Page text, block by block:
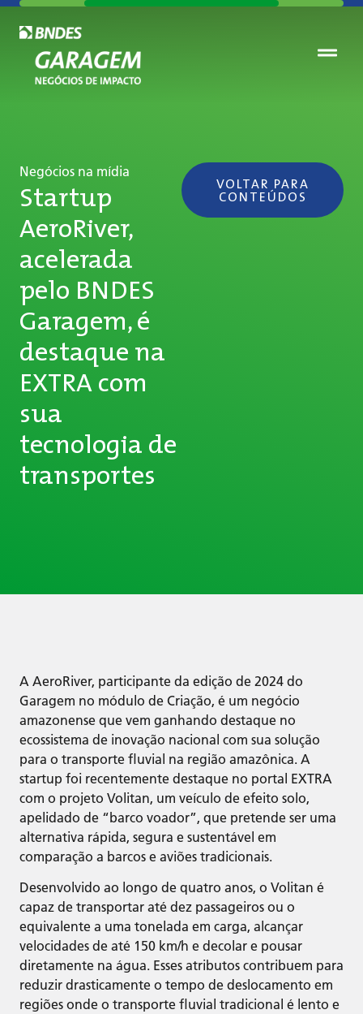
Negócios na mídia
Startup
AeroRiver,
acelerada
pelo BNDES
Garagem, é
destaque na
EXTRA com
sua
tecnologia de
transportes
VOLTAR PARA
CONTEÚDOS
A AeroRiver, participante da edição de 2024 do
Garagem no módulo de Criação, é um negócio
amazonense que vem ganhando destaque no
ecossistema de inovação nacional com sua solução
para o transporte fluvial na região amazônica. A
startup foi recentemente destaque no portal EXTRA
com o projeto Volitan, um veículo de efeito solo,
apelidado de “barco voador”, que pretende ser uma
alternativa rápida, segura e sustentável em
comparação a barcos e aviões tradicionais.
Desenvolvido ao longo de quatro anos, o Volitan é
capaz de transportar até dez passageiros ou o
equivalente a uma tonelada em carga, alcançar
velocidades de até 150 km/h e decolar e pousar
diretamente na água. Esses atributos contribuem para
reduzir drasticamente o tempo de deslocamento em
regiões onde o transporte fluvial tradicional é lento e